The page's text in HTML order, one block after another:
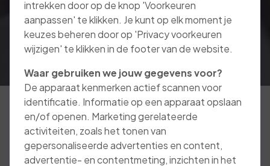
Wilt u een bedrijf overnemen? Een mooie kans
om als ondernemer aan de slag te gaan, groei
intrekken door op de knop 'Voorkeuren
aanpassen' te klikken. Je kunt op elk moment je
keuzes beheren door op 'Privacy voorkeuren
wijzigen' te klikken in de footer van de website.
Waar gebruiken we jouw gegevens voor?
De apparaat kenmerken actief scannen voor
identificatie. Informatie op een apparaat opslaan
en/of openen. Marketing gerelateerde
activiteiten, zoals het tonen van
gepersonaliseerde advertenties en content,
advertentie- en contentmeting, inzichten in het